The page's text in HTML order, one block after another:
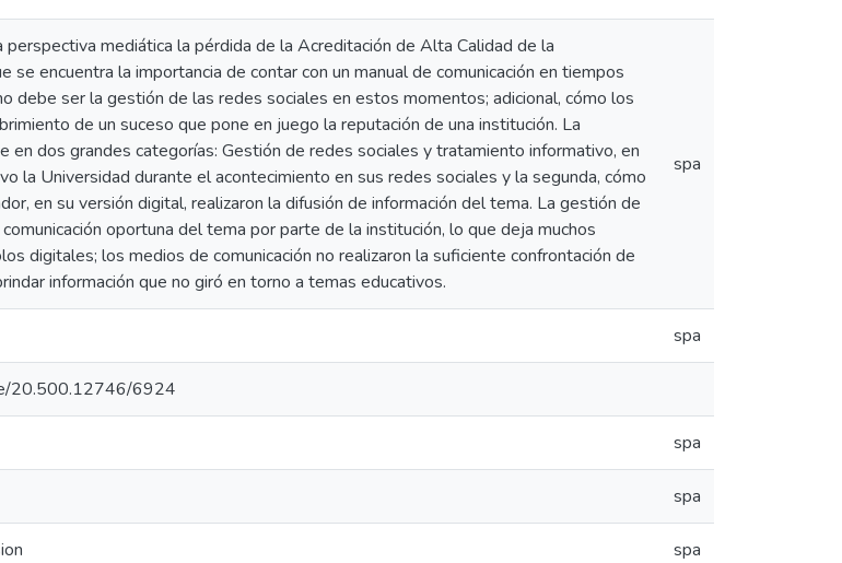
mediática la pérdida de la Acreditación de Alta Calidad de la
se encuentra la importancia de contar con un manual de comunicación en tiempos
debe ser la gestión de las redes sociales en estos momentos; adicional, cómo los
de un suceso que pone en juego la reputación de una institución. La
en dos grandes categorías: Gestión de redes sociales y tratamiento informativo, en
la Universidad durante el acontecimiento en sus redes sociales y la segunda, cómo
en su versión digital, realizaron la difusión de información del tema. La gestión de
oportuna del tema por parte de la institución, lo que deja muchos
digitales; los medios de comunicación no realizaron la suficiente confrontación de
información que no giró en torno a temas educativos.
spa
spa
20.500.12746/6924
spa
spa
spa